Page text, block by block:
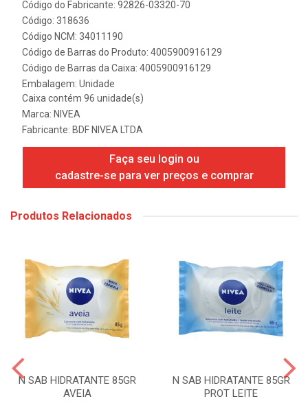
Código do Fabricante: 92826-03320-70
Código: 318636
Código NCM: 34011190
Código de Barras do Produto: 4005900916129
Código de Barras da Caixa: 4005900916129
Embalagem: Unidade
Caixa contém 96 unidade(s)
Marca: NIVEA
Fabricante: BDF NIVEA LTDA
Faça seu login ou
cadastre-se para ver preços e comprar
Produtos Relacionados
N SAB HIDRATANTE 85GR
AVEIA
N SAB HIDRATANTE 85GR
PROT LEITE